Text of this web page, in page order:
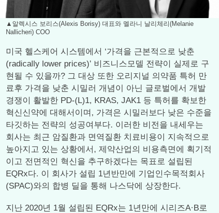
▲알렉시스 보리스(Alexis Borisy) 대표와 멜라니 날리체리(Melanie
Nallicheri) COO
미국 헬스케어 시스템에서 ‘가격을 근본적으로 낮춘
(radically lower prices)’ 비즈니스모델 전략이 실제로 구
현될 수 있을까? 그 대상 또한 오리지널 의약품 특허 만
료후 가격을 낮춘 시밀러 개념이 아닌 글로벌에서 개발
경쟁이 활발한 PD-(L)1, KRAS, JAK1 등 특허를 확보한
혁신신약에 대해서이며, 가격은 시밀러보다 낮은 수준을
타깃하는 전략의 성공여부다. 이러한 비전을 내세우는
회사는 최근 암질환과 면역질환 치료비용이 지속적으로
높아지고 있는 상황에서, 제약산업의 비용측면에 획기적
이고 전면적인 혁신을 추구하겠다는 목표로 설립된
EQRx다. 이 회사가 설립 1년반만에 기업인수목적회사
(SPAC)와의 합병 딜을 통해 나스닥에 상장한다.
지난 2020년 1월 설립된 EQRx는 1년만에 시리즈A·B로